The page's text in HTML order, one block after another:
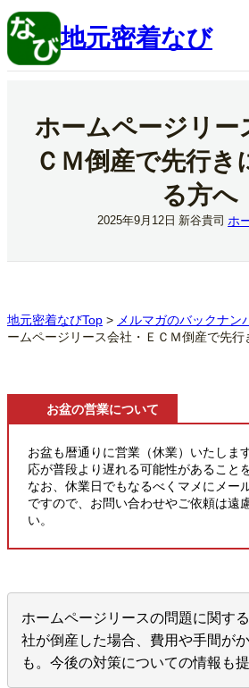
内
容
ス
地元密着なび
ホームページリー
ＣＭ倒産で先行き
る方へ
2025年9月12日 新谷貴司 ホ
地元密着なびTop > メルマガのバックナン
ームページリース会社・ＥＣＭ倒産で先
お盆の営業について
お盆も暦通りに営業（休業）いたしま
応が普段より遅れる可能性があること
なお、休業日でもなるべくマメにメー
ですので、お問い合わせやご依頼は遠
い。
ホームページリースの問題に関す
社が倒産した場合、費用や手間が
も。今後の対策についての情報も提